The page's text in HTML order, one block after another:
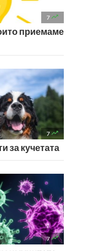
7 
приемаме
7 
за кучетата
7 